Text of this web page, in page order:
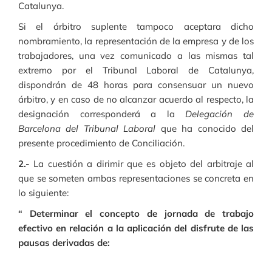
Catalunya.
Si el árbitro suplente tampoco aceptara dicho
nombramiento, la representación de la empresa y de los
trabajadores, una vez comunicado a las mismas tal
extremo por el Tribunal Laboral de Catalunya,
dispondrán de 48 horas para consensuar un nuevo
árbitro, y en caso de no alcanzar acuerdo al respecto, la
designación corresponderá a laDelegación de
Barcelona del Tribunal Laboral que ha conocido del
presente procedimiento de Conciliación.
2.- La cuestión a dirimir que es objeto del arbitraje al
que se someten ambas representaciones se concreta en
lo siguiente:
“ Determinar el concepto de jornada de trabajo
efectivo en relación a la aplicación del disfrute de las
pausas derivadas de: